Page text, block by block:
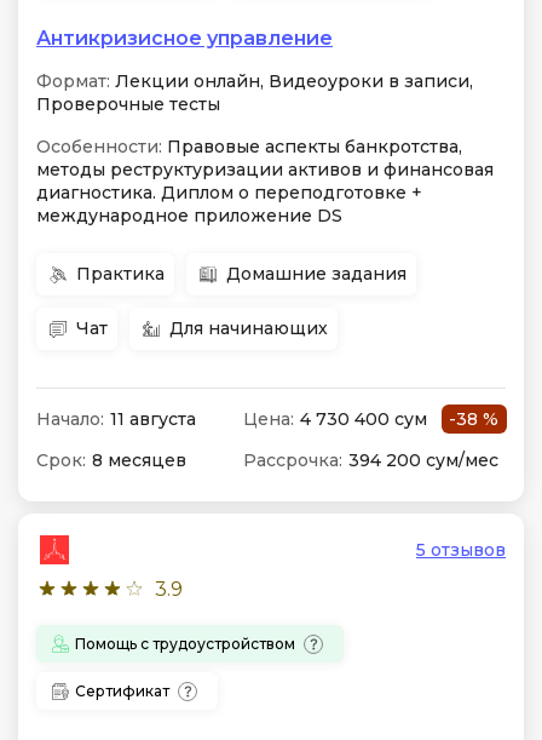
Антикризисное управление
Формат: Лекции онлайн, Видеоуроки в записи,
Проверочные тесты
Особенности: Правовые аспекты банкротства,
методы реструктуризации активов и финансовая
диагностика. Диплом о переподготовке +
международное приложение DS
Практика Домашние задания
Чат Для начинающих
Начало: 11 августа Цена: 4 730 400 сум
-38 %
Срок: 8 месяцев Рассрочка: 394 200 сум/мес
3.9
5 отзывов
Помощь с трудоустройством
Сертификат